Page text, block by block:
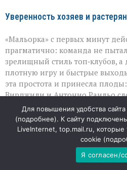
Уверенность хозяев и
«Мальорка» с первых минут
прагматично: команда не
зрелищный стиль топ‑клубов, а
плотную игру и быстрые
эта простота и принесла
Вирджили и Антонио Раильо
счёт. Для «ПСЖ» же матч стал
которая выявила уязвимые
разобщённо, не смогли
по-настоящему опасных
Вратарский вопрос:
Для повышения удобства
(подробнее). К сайту
LiveInternet, top.mail.ru,
cookie (
Я согласен/